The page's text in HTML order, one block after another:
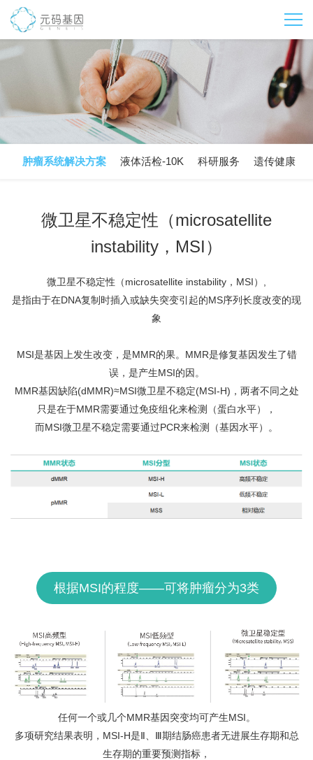
肿瘤系统解决方案 液体活检-10K 科研服务 遗传健康
微卫星不稳定性（microsatellite
instability，MSI）
微卫星不稳定性（microsatellite instability，MSI）,
是指由于在DNA复制时插入或缺失突变引起的MS序列长度改变的现
象
MSI是基因上发生改变，是MMR的果。MMR是修复基因发生了错
误，是产生MSI的因。
MMR基因缺陷(dMMR)≈MSI微卫星不稳定(MSI-H)，两者不同之处
只是在于MMR需要通过免疫组化来检测（蛋白水平），
而MSI微卫星不稳定需要通过PCR来检测（基因水平）。
根据MSI的程度——可将肿瘤分为3类
任何一个或几个MMR基因突变均可产生MSI。
多项研究结果表明，MSI-H是Ⅱ、Ⅲ期结肠癌患者无进展生存期和总
生存期的重要预测指标，